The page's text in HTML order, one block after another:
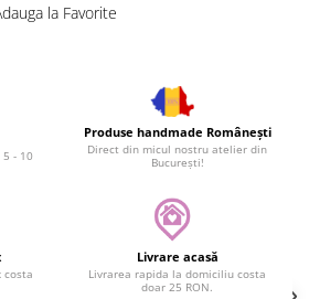
la Favorite
- 10
Produse handmade Românești
Direct din micul nostru atelier din
București!
costa
Livrare acasă
Livrarea rapida la domiciliu costa
doar 25 RON.